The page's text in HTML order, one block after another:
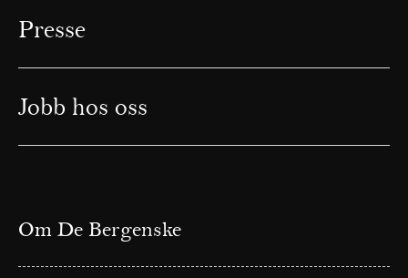
Presse
Jobb hos oss
Om De Bergenske